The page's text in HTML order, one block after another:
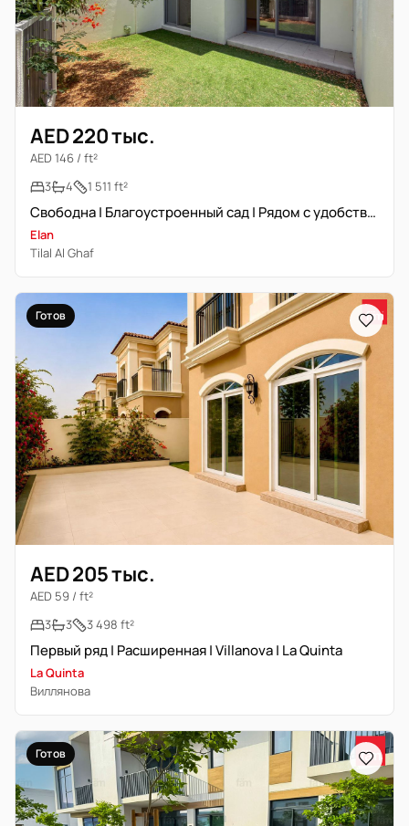
AED 220 тыс.
AED 146 / ft²
3
4 1 511 ft²
Свободна | Благоустроенный сад | Рядом с удобствами
Elan
Tilal Al Ghaf
Готов
AED 205 тыс.
AED 59 / ft²
3
3 3 498 ft²
Первый ряд | Расширенная | Villanova | La Quinta
La Quinta
Виллянова
Готов